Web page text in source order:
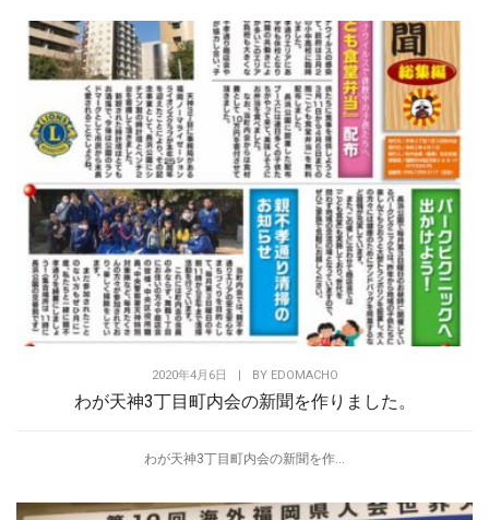
2020年4月6日 BY EDOMACHO
わが天神3丁目町内会の新聞を作りました。
わが天神3丁目町内会の新聞を作...